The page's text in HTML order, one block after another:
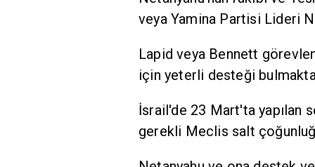
veya Yamina Partisi Lideri
Lapid veya Bennett
için yeterli desteği
İsrail'de 23 Mart'ta yapılan
gerekli Meclis salt